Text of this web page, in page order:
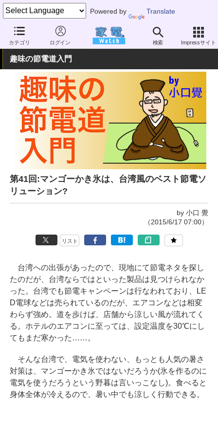
Powered by Translate
カテゴリ ログイン 検索 Impressサイト
家電 Watch 生活家電 キッチン家電 アイスクリームメーカー
趣味の節電道入門
第41回:マンゴーかき氷は、台湾風のベスト節電ソ
リューション?
by 小口 覺
（2015/6/17 07:00）
リスト
台湾への出張があったので、現地にて節電ネタを探し
たのだが、台湾ならではといった製品は見つけられなか
った。台湾でも節電キャンペーンは行なわれており、LE
D電球などは売られているのだが、エアコンなどは相変
わらず強め。道を歩けば、店舗から涼しい風が流れてく
る。ホテルのエアコンに至っては、設定温度を30℃にし
てもまだ寒かった……。
そんな台湾で、電気を使わない、もっとも人気の暑さ
対策は、マンゴーかき氷ではないだろうか(氷を作るのに
電気を使うだろうという野暮は言いっこなし)。食べると
身体全体が冷えるので、暑い中でも涼しく行動できる。